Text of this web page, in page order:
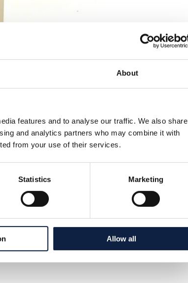
About
features and to analyse our traffic. We also share
and analytics partners who may combine it with
from your use of their services.
Statistics Marketing
Allow all